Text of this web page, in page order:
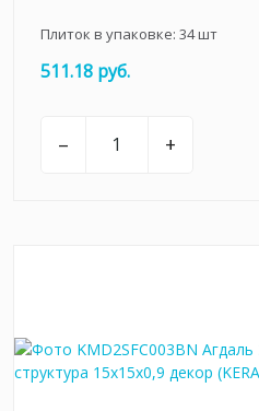
Плиток в упаковке: 34шт
511.18 руб.
– +